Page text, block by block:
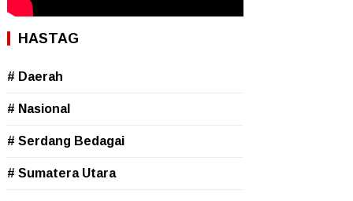
HASTAG
# Daerah
# Nasional
# Serdang Bedagai
# Sumatera Utara